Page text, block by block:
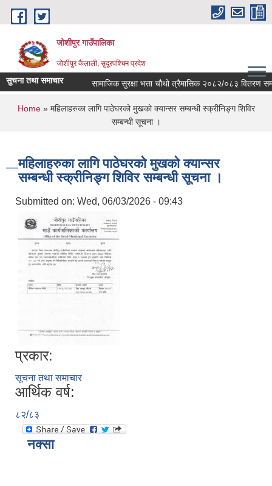
Skip to main content
जोशीपुर गाउँपालिका
जोशीपुर कैलाली, सुदूरपश्चिम प्रदेश
सुचना तथा समाचार सामाजिक सुरक्षा भत्ता चौथो त्रैमासिक २०८२/०८३ वितरण
You are here
Home» महिलाहरुका लागि पाठेघरको मुखको क्यान्सर सम्बन्धी स्क्रीनिङ्ग शिविर
सम्बन्धी सूचना ।
महिलाहरुका लागि पाठेघरको मुखको क्यान्सर
सम्बन्धी स्क्रीनिङ्ग शिविर सम्बन्धी सूचना ।
Submitted on: Wed, 06/03/2026 - 09:43
प्रकार:
सूचना तथा समाचार
आर्थिक वर्ष:
८२/८३
नक्सा